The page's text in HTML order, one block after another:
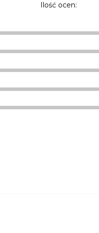
Ilość ocen: